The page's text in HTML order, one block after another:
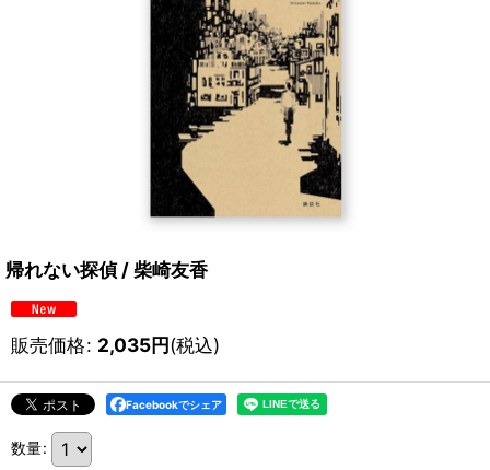
帰れない探偵 / 柴崎友香
販売価格: 2,035円(税込)
Facebookでシェア
数量: